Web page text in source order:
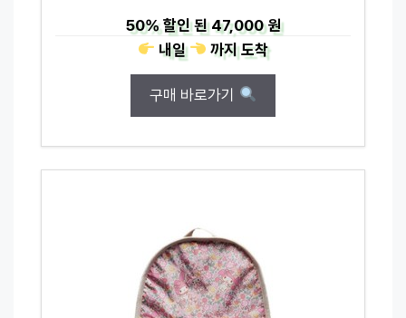
50%할인 된47,000 원
내일
까지도착
구매 바로가기